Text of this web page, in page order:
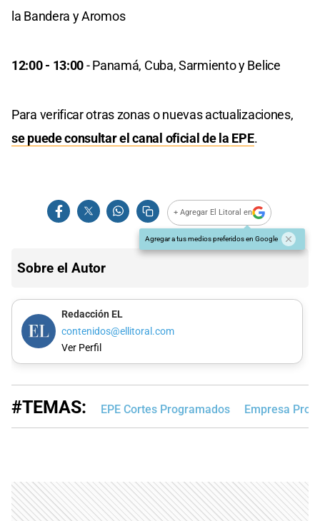
la Bandera y Aromos
12:00 - 13:00- Panamá, Cuba, Sarmiento y Belice
Para verificar otras zonas o nuevas actualizaciones,
se puede consultar el canal oficial de la EPE.
+ Agregar El Litoral en
Agregar a tus medios preferidos en Google
Sobre el Autor
Redacción EL
contenidos@ellitoral.com
Ver Perfil
#TEMAS: EPE Cortes Programados Empresa